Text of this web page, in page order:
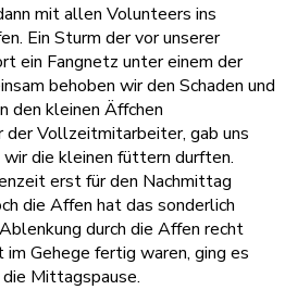
mit allen Volunteers ins
Ein Sturm der vor unserer
ein Fangnetz unter einem der
behoben wir den Schaden und
den kleinen Äffchen
der Vollzeitmitarbeiter, gab uns
die kleinen füttern durften.
erst für den Nachmittag
die Affen hat das sonderlich
durch die Affen recht
Gehege fertig waren, ging es
Mittagspause.